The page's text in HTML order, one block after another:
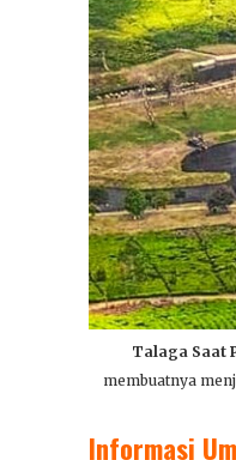
Talaga Saat
membuatnya
Informasi